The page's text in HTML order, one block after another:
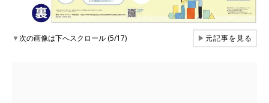
▼次の画像は下へスクロール (5/17) ▶元記事を見る